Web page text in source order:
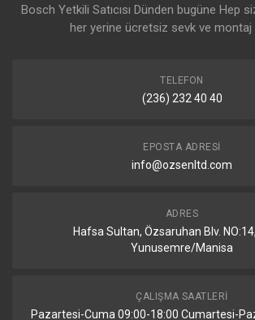
Bosch Yetkili Satıcısı Dünden bugüne Hep
her yerine ücretsiz sevk ve montaj
TELEFON
(236) 232 40 40
EPOSTA ADRESI
info@ozsenltd.com
ADRES
Hafsa Sultan, Özsaruhan Blv.
Yunusemre/Manisa
ÇALIŞMA SAATLERI
Pazartesi-Cuma 09:00-18:00 Cumartesi-